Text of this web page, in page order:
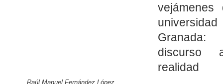
vejámenes
discurso
realidad
Raúl Manuel Fernández López